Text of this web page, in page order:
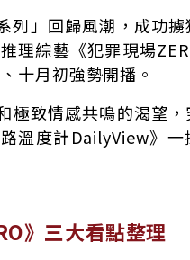
理
名單
列」回歸風潮，成功擄
理綜藝《犯罪現場
十月初強勢開播。
極致情感共鳴的渴望
溫度計DailyView》一
》三大看點整理